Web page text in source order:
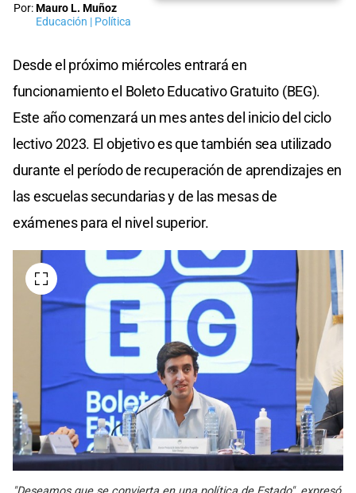
Por:Mauro L. Muñoz
Educación | Política
Desde el próximo miércoles entrará en
funcionamiento el Boleto Educativo Gratuito (BEG).
Este año comenzará un mes antes del inicio del ciclo
lectivo 2023. El objetivo es que también sea utilizado
durante el período de recuperación de aprendizajes en
las escuelas secundarias y de las mesas de
exámenes para el nivel superior.